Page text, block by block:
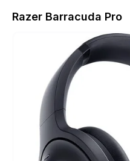
Razer Barracuda Pro